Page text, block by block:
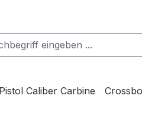
Pistol Caliber Carbine